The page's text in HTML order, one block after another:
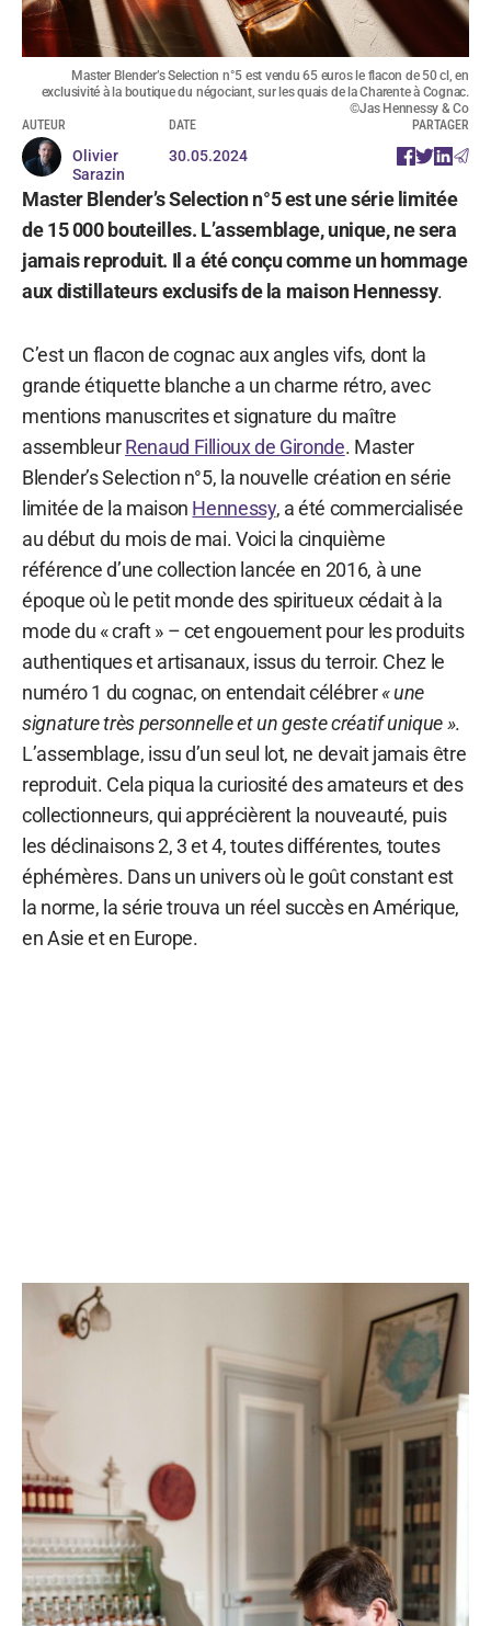
Master Blender’s Selection n°5 est vendu 65 euros le flacon de 50 cl, en
exclusivité à la boutique du négociant, sur les quais de la Charente à Cognac.
©Jas Hennessy & Co
AUTEUR
Olivier
Sarazin
DATE
30.05.2024
PARTAGER
Master Blender’s Selection n°5 est une série limitée
de 15 000 bouteilles. L’assemblage, unique, ne sera
jamais reproduit. Il a été conçu comme un hommage
aux distillateurs exclusifs de la maison Hennessy.
C’est un flacon de cognac aux angles vifs, dont la
grande étiquette blanche a un charme rétro, avec
mentions manuscrites et signature du maître
assembleurRenaud Fillioux de Gironde. Master
Blender’s Selection n°5, la nouvelle création en série
limitée de la maison Hennessy, a été commercialisée
au début du mois de mai. Voici la cinquième
référence d’une collection lancée en 2016, à une
époque où le petit monde des spiritueux cédait à la
mode du « craft » – cet engouement pour les produits
authentiques et artisanaux, issus du terroir. Chez le
numéro 1 du cognac, on entendait célébrer« une
signature très personnelle et un geste créatif unique ».
L’assemblage, issu d’un seul lot, ne devait jamais être
reproduit. Cela piqua la curiosité des amateurs et des
collectionneurs, qui apprécièrent la nouveauté, puis
les déclinaisons 2, 3 et 4, toutes différentes, toutes
éphémères. Dans un univers où le goût constant est
la norme, la série trouva un réel succès en Amérique,
en Asie et en Europe.